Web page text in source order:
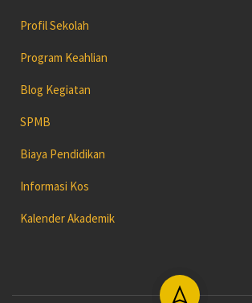
Profil Sekolah
Program Keahlian
Blog Kegiatan
SPMB
Biaya Pendidikan
Informasi Kos
Kalender Akademik